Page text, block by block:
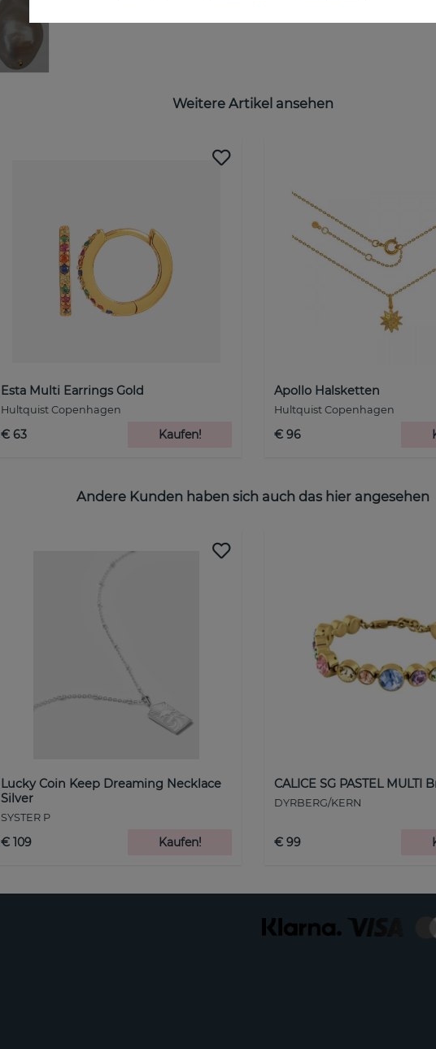
Weitere Artikel ansehen
Esta Multi Earrings Gold
Hultquist Copenhagen
€ 63 Kaufen!
Apollo Halsketten
Hultquist Copenhagen
€ 96
Andere Kunden haben sich auch das hier angesehen
Lucky Coin Keep Dreaming Necklace
Silver
SYSTER P
€ 109 Kaufen!
CALICE SG PASTEL MULTI
DYRBERG/KERN
€ 99